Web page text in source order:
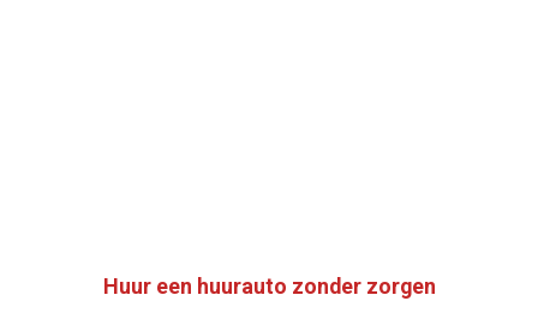
Huur een huurauto zonder zorgen